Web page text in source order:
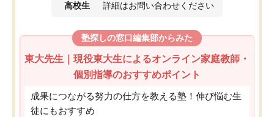
高校生 詳細はお問い合わせください
塾探しの窓口編集部からみた
東大先生｜現役東大生によるオンライン家庭教師・
個別指導のおすすめポイント
成果につながる努力の仕方を教える塾！伸び悩む生
徒にもおすすめ